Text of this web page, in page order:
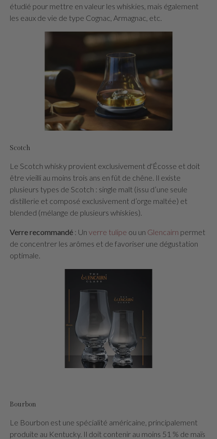
étudié pour mettre en valeur les whiskies, mais également
les eaux de vie de type Cognac, Armagnac, etc.
Scotch
Le Scotch whisky provient exclusivement d'Écosse et doit
être vieilli au moins trois ans en fût de chêne. Il existe
plusieurs types de Scotch : single malt (issu d’une seule
distillerie et composé exclusivement d’orge maltée) et
blended (mélange de plusieurs whiskies).
Verre recommandé : Un verre tulipe ou un Glencairn permet
de concentrer les arômes et de favoriser une dégustation
optimale.
Bourbon
Le Bourbon est une spécialité américaine, principalement
produite au Kentucky. Il doit contenir au moins 51 % de maïs